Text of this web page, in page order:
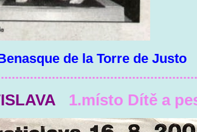
de la Torre de Justo
1.místo Dítě a